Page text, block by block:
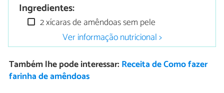
Ingredientes:
2 xícaras de amêndoas sem pele
Ver informação nutricional >
Também lhe pode interessar: Receita de Como fazer
farinha de amêndoas